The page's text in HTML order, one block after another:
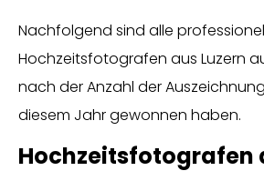
Nachfolgend sind alle
Hochzeitsfotografen aus Luzern
nach der Anzahl der
diesem Jahr gewonnen haben.
Hochzeitsfotografen